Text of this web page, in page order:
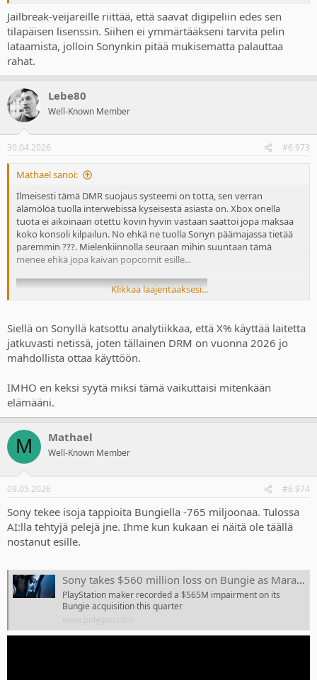
Jailbreak-veijareille riittää, että saavat digipeliin edes sen
tilapäisen lisenssin. Siihen ei ymmärtääkseni tarvita pelin
lataamista, jolloin Sonynkin pitää mukisematta palauttaa
rahat.
Lebe80
Well-Known Member
30.04.2026 #6 973
Mathael sanoi:
Ilmeisesti tämä DMR suojaus systeemi on totta, sen verran
älämölöä tuolla interwebissä kyseisestä asiasta on. Xbox onella
tuota ei aikoinaan otettu kovin hyvin vastaan saattoi jopa maksaa
koko konsoli kilpailun. No ehkä ne tuolla Sonyn päämajassa tietää
paremmin ???. Mielenkiinnolla seuraan mihin suuntaan tämä
menee ehkä jopa kaivan popcornit esille...
Klikkaa laajentaaksesi...
Siellä on Sonyllä katsottu analytiikkaa, että X% käyttää laitetta
jatkuvasti netissä, joten tällainen DRM on vuonna 2026 jo
mahdollista ottaa käyttöön.
IMHO en keksi syytä miksi tämä vaikuttaisi mitenkään
elämääni.
M Mathael
Well-Known Member
09.05.2026 #6 974
Sony tekee isoja tappioita Bungiella -765 miljoonaa. Tulossa
AI:lla tehtyjä pelejä jne. Ihme kun kukaan ei näitä ole täällä
nostanut esille.
Sony takes $560 million loss on Bungie as Marathon and Destiny 2 struggle
PlayStation maker recorded a $565M impairment on its
Bungie acquisition this quarter